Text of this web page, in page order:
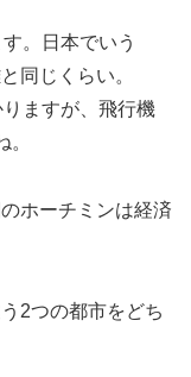
。日本でいう
同じくらい。
ますが、飛行機
ホーチミンは経済
2つの都市をどち